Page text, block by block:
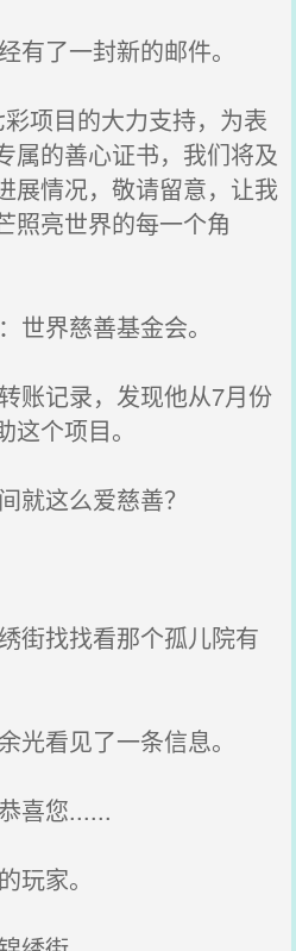
了一封新的邮件。
项目的大力支持，为表
属的善心证书，我们将及
展情况，敬请留意，让我
照亮世界的每一个角
界慈善基金会。
账记录，发现他从7月份
个项目。
这么爱慈善？
街找找看那个孤儿院有
看见了一条信息。
喜您......
家。